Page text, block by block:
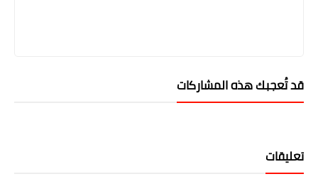
قد تُعجبك هذه المشاركات
تعليقات